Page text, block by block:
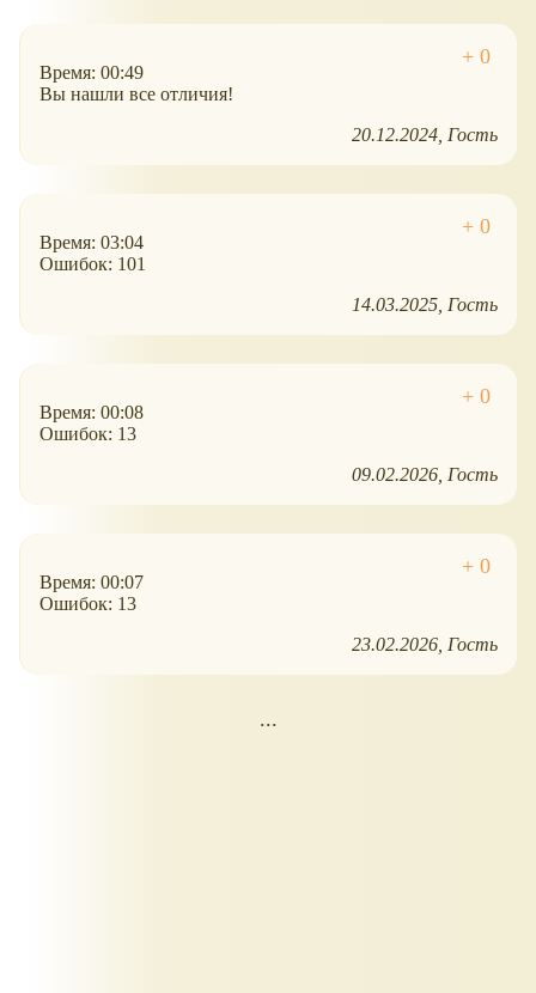
Время: 00:49
Вы нашли все отличия!
20.12.2024 Гость
Время: 03:04
Ошибок: 101
14.03.2025 Гость
Время: 00:08
Ошибок: 13
09.02.2026 Гость
Время: 00:07
Ошибок: 13
23.02.2026 Гость
...